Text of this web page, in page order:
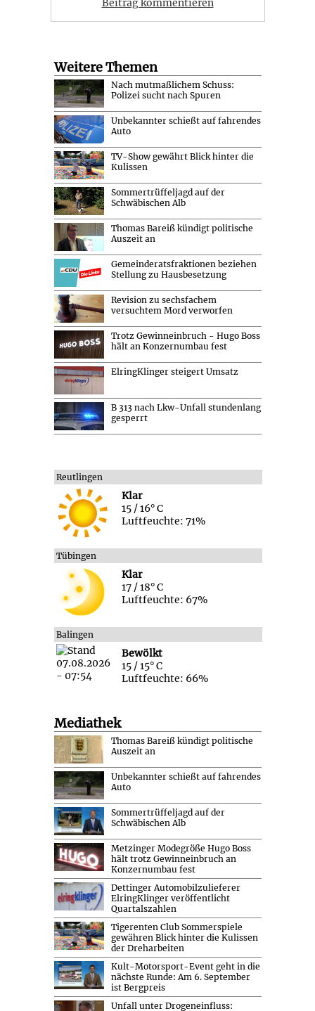
Beitrag kommentieren
Weitere Themen
Nach mutmaßlichem Schuss:
Polizei sucht nach Spuren
Unbekannter schießt auf fahrendes
Auto
TV-Show gewährt Blick hinter die
Kulissen
Sommertrüffeljagd auf der
Schwäbischen Alb
Thomas Bareiß kündigt politische
Auszeit an
Gemeinderatsfraktionen beziehen
Stellung zu Hausbesetzung
Revision zu sechsfachem
versuchtem Mord verworfen
Trotz Gewinneinbruch - Hugo Boss
hält an Konzernumbau fest
ElringKlinger steigert Umsatz
B 313 nach Lkw-Unfall stundenlang
gesperrt
Reutlingen
Klar
15 / 16° C
Luftfeuchte: 71%
Tübingen
Klar
17 / 18° C
Luftfeuchte: 67%
Balingen
Bewölkt
15 / 15° C
Luftfeuchte: 66%
Mediathek
Thomas Bareiß kündigt politische
Auszeit an
Unbekannter schießt auf fahrendes
Auto
Sommertrüffeljagd auf der
Schwäbischen Alb
Metzinger Modegröße Hugo Boss
hält trotz Gewinneinbruch an
Konzernumbau fest
Dettinger Automobilzulieferer
ElringKlinger veröffentlicht
Quartalszahlen
Tigerenten Club Sommerspiele
gewähren Blick hinter die Kulissen
der Dreharbeiten
Kult-Motorsport-Event geht in die
nächste Runde: Am 6. September
ist Bergpreis
Unfall unter Drogeneinfluss: